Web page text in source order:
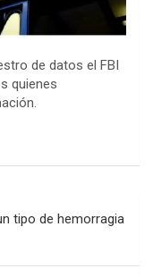
de datos el FBI
quienes
tipo de hemorragia